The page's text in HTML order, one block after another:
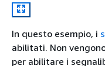
In questo esempio, i
abilitati. Non
per abilitare i